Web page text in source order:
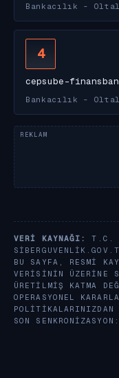
Bankacılık -
4
cepsube-
Bankacılık -
VERI KAYNAĞI:
T.C.
BU SAYFA, RESMI
VERISININ ÜZERINE
ÜRETILMIŞ KATMA
OPERASYONEL
POLITIKALARINIZDAN
SON